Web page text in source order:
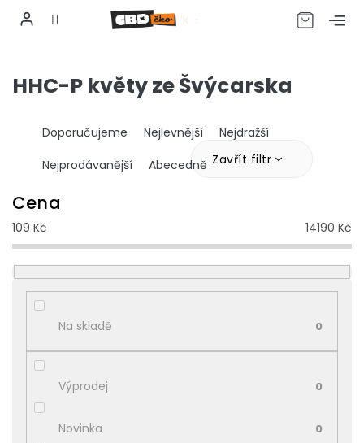
obsah
CZK
HHC-P květy ze Švýcarska
Ř
a
n
í
p
r
o
d
u
ů
Doporučujeme Nejlevnější
Nejdražší
Nejprodávanější
Abecedně Zavřít filtr
Cena
109 Kč 14190 Kč
Na skladě 0
Výprodej 0
Novinka 0